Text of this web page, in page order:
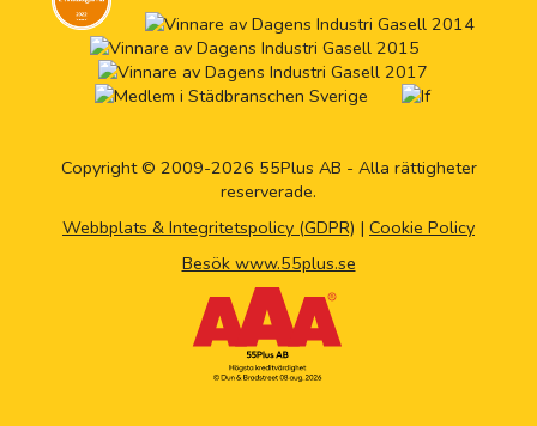
Copyright © 2009-2026 55Plus AB - Alla rättigheter
reserverade.
Webbplats & Integritetspolicy (GDPR) | Cookie Policy
Besök www.55plus.se